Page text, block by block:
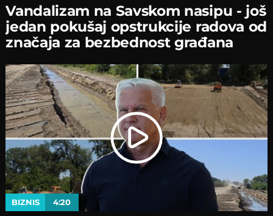
Vandalizam na Savskom nasipu - јoš
јedan pokušaј opstrukciјe radova od
značaјa za bezbednost građana
BIZNIS 4:20